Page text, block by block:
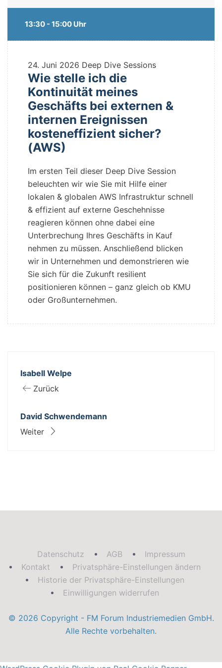
13:30 - 15:00 Uhr
24. Juni 2026 Deep Dive Sessions
Wie stelle ich die
Kontinuität meines
Geschäfts bei externen &
internen Ereignissen
kosteneffizient sicher?
(AWS)
Im ersten Teil dieser Deep Dive Session
beleuchten wir wie Sie mit Hilfe einer
lokalen & globalen AWS Infrastruktur schnell
& effizient auf externe Geschehnisse
reagieren können ohne dabei eine
Unterbrechung Ihres Geschäfts in Kauf
nehmen zu müssen. Anschließend blicken
wir in Unternehmen und demonstrieren wie
Sie sich für die Zukunft resilient
positionieren können – ganz gleich ob KMU
oder Großunternehmen.
Isabell Welpe
Zurück
David Schwendemann
Weiter
Datenschutz AGB
Impressum
Kontakt
Privatsphäre-Einstellungen ändern
Historie der Privatsphäre-Einstellungen
Einwilligungen widerrufen
© 2026 Copyright - FM Forum Industriemedien GmbH.
Alle Rechte vorbehalten.